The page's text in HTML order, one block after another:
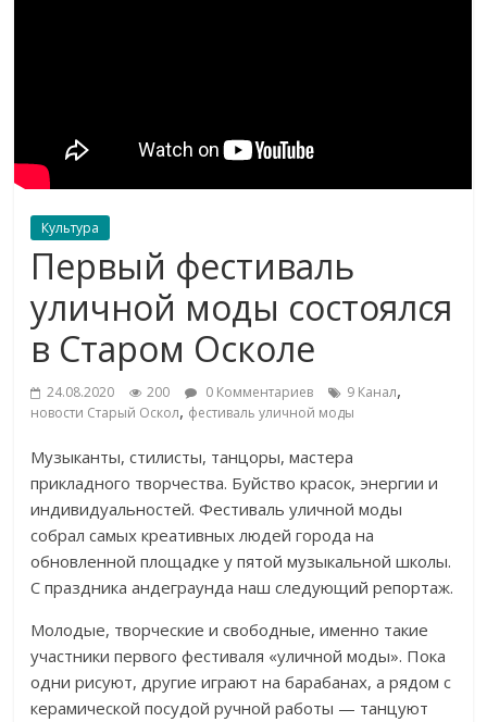
Культура
Первый фестиваль
уличной моды состоялся
в Старом Осколе
24.08.2020 200 0 Комментариев 9 Канал,
новости Старый Оскол, фестиваль уличной моды
Музыканты, стилисты, танцоры, мастера
прикладного творчества. Буйство красок, энергии и
индивидуальностей. Фестиваль уличной моды
собрал самых креативных людей города на
обновленной площадке у пятой музыкальной школы.
С праздника андеграунда наш следующий репортаж.
Молодые, творческие и свободные, именно такие
участники первого фестиваля «уличной моды». Пока
одни рисуют, другие играют на барабанах, а рядом с
керамической посудой ручной работы — танцуют